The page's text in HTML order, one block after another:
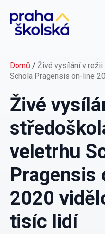
Domů / Živé vysílání v režii
Schola Pragensis on-line
Živé
veletrhu
Pragensis
2020
tisíc lidí